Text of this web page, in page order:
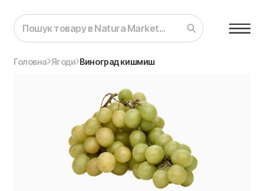
Головна Ягоди Виноград кишмиш